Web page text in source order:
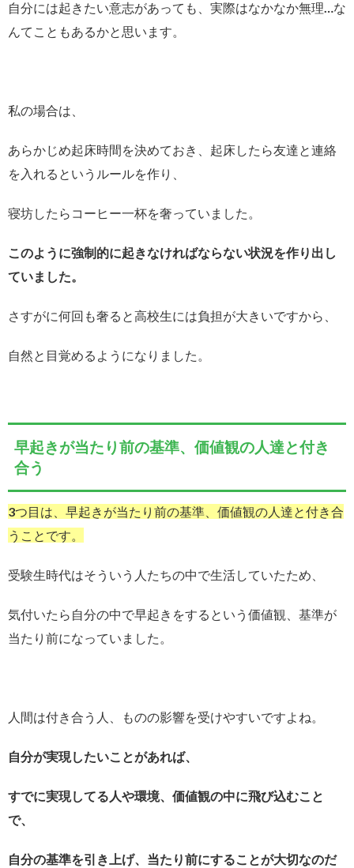
自分には起きたい意志があっても、実際はなかなか無理…な
んてこともあるかと思います。
私の場合は、
あらかじめ起床時間を決めておき、起床したら友達と連絡
を入れるというルールを作り、
寝坊したらコーヒー一杯を奢っていました。
このように強制的に起きなければならない状況を作り出し
ていました。
さすがに何回も奢ると高校生には負担が大きいですから、
自然と目覚めるようになりました。
早起きが当たり前の基準、価値観の人達と付き
合う
3つ目は、早起きが当たり前の基準、価値観の人達と付き合
うことです。
受験生時代はそういう人たちの中で生活していたため、
気付いたら自分の中で早起きをするという価値観、基準が
当たり前になっていました。
人間は付き合う人、ものの影響を受けやすいですよね。
自分が実現したいことがあれば、
すでに実現してる人や環境、価値観の中に飛び込むこと
で、
自分の基準を引き上げ、当たり前にすることが大切なのだ